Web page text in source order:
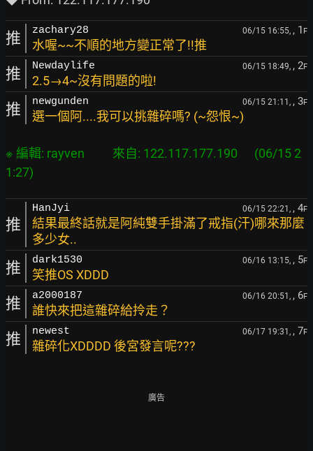
推 zachary28 06/15 16:55, , 1 F
水喔~~不順的地方變正常了!!推
推 Newdaylife 06/15 18:49, , 2F
2.5→4~沒有問題的啦!
推 newgunden 06/15 21:11, , 3F
選一個阿....我可以挑雜碎嗎? (~怨恨~)
※ 編輯: rayven          來自: 122.117.177.190      (06/15 2
推
HanJyi 06/15 22:21, , 4F
結果最終話就是阿純雙手掛滿了戒指(汗)哪來那麼
多少女..
推 dark1530 06/16 13:15, , 5F
笑推OS XDDD
推 a2000187 06/16 20:51, , 6F
誰快來把這雜碎給拎走？
推 newest 06/17 19:31, , 7F
雜碎化XDDDD 後宮發言呢???
廣告